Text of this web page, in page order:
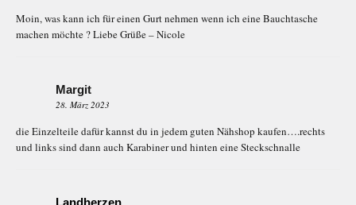
Moin, was kann ich für einen Gurt nehmen wenn ich eine Bauchtasche
machen möchte ? Liebe Grüße – Nicole
Margit
28. März 2023
die Einzelteile dafür kannst du in jedem guten Nähshop kaufen….rechts
und links sind dann auch Karabiner und hinten eine Steckschnalle
Landherzen